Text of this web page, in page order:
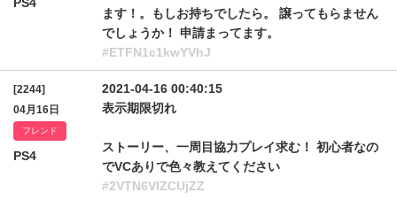
ます！。もしお持ちでしたら。 譲ってもらません
でしょうか！ 申請まってます。
#ETFN1c1kwYVhJ
[2244]
04月16日
フレンド
PS4
2021-04-16 00:40:15
表示期限切れ
ストーリー、一周目協力プレイ求む！ 初心者なの
でVCありで色々教えてください
#2VTN6VlZCUjZZ